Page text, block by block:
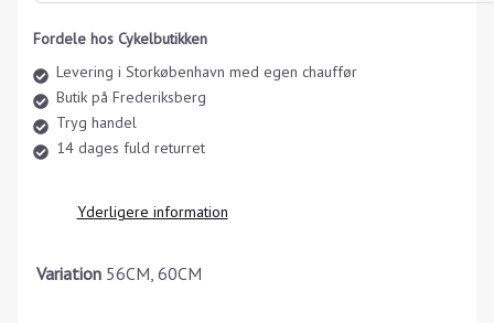
Fordele hos Cykelbutikken
Levering i Storkøbenhavn med egen chauffør
Butik på Frederiksberg
Tryg handel
14 dages fuld returret
Yderligere information
Variation 56CM, 60CM